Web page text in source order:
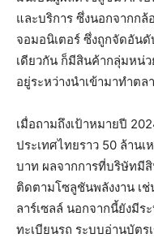
และบริการ ซึ่งนอกจากก
จอมอนิเตอร์ ซึ่งถูกจัดอัน
เดียวกัน ก็มีสินค้ากลุ่มหน่
อยู่ระหว่างนำเข้ามาทำตล
เมื่อถามถึงเป้าหมายปี
ประเทศไทยราว 50 ล้าน
บาท ผลจากการที่บริษัทมี
ติดตามโซลูชันพลังงาน เ
ลาร์เซลล์ นอกจากนี้ยังมีร
ทะเบียนรถ ระบบอ่านบัตร